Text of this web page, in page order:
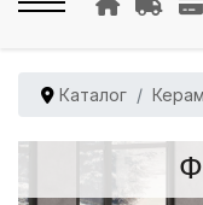
Каталог